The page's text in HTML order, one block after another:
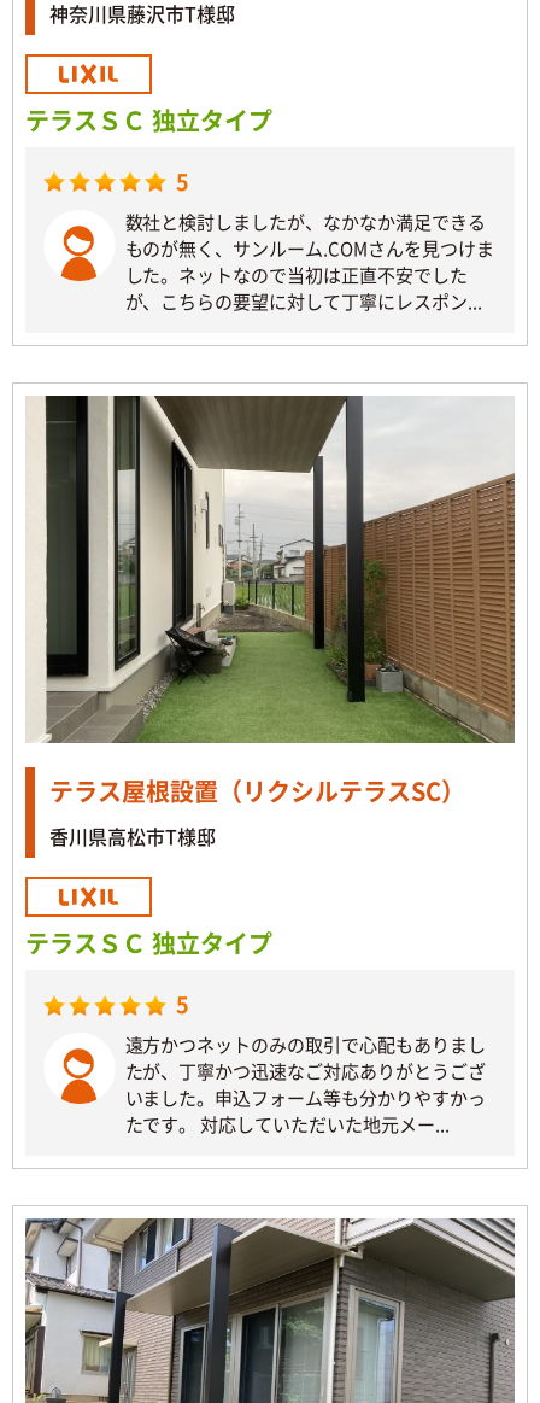
神奈川県藤沢市T様邸
テラスＳＣ 独立タイプ
5
数社と検討しましたが、なかなか満足できる
ものが無く、サンルーム.COMさんを見つけま
した。ネットなので当初は正直不安でした
が、こちらの要望に対して丁寧にレスポン...
テラス屋根設置（リクシルテラスSC）
香川県高松市T様邸
テラスＳＣ 独立タイプ
5
遠方かつネットのみの取引で心配もありまし
たが、丁寧かつ迅速なご対応ありがとうござ
いました。申込フォーム等も分かりやすかっ
たです。 対応していただいた地元メー...